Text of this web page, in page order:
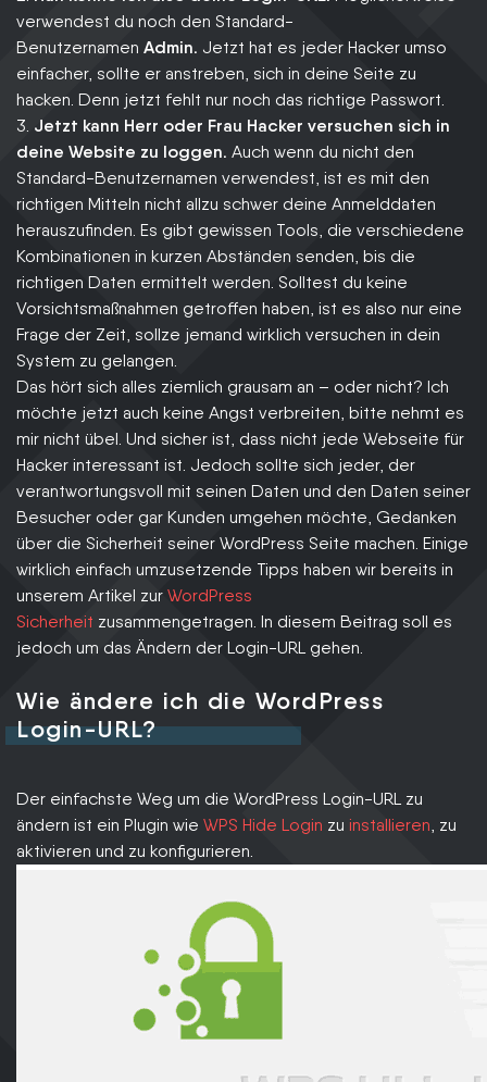
verwendest du noch den Standard-
Benutzernamen Admin. Jetzt hat es jeder Hacker umso
einfacher, sollte er anstreben, sich in deine Seite zu
hacken. Denn jetzt fehlt nur noch das richtige Passwort.
3. Jetzt kann Herr oder Frau Hacker versuchen sich in
deine Website zu loggen. Auch wenn du nicht den
Standard-Benutzernamen verwendest, ist es mit den
richtigen Mitteln nicht allzu schwer deine Anmelddaten
herauszufinden. Es gibt gewissen Tools, die verschiedene
Kombinationen in kurzen Abständen senden, bis die
richtigen Daten ermittelt werden. Solltest du keine
Vorsichtsmaßnahmen getroffen haben, ist es also nur eine
Frage der Zeit, sollze jemand wirklich versuchen in dein
System zu gelangen.
Das hört sich alles ziemlich grausam an – oder nicht? Ich
möchte jetzt auch keine Angst verbreiten, bitte nehmt es
mir nicht übel. Und sicher ist, dass nicht jede Webseite für
Hacker interessant ist. Jedoch sollte sich jeder, der
verantwortungsvoll mit seinen Daten und den Daten seiner
Besucher oder gar Kunden umgehen möchte, Gedanken
über die Sicherheit seiner WordPress Seite machen. Einige
wirklich einfach umzusetzende Tipps haben wir bereits in
unserem Artikel zur WordPress
Sicherheit zusammengetragen. In diesem Beitrag soll es
jedoch um das Ändern der Login-URL gehen.
Wie ändere ich die WordPress
Login-URL?
Der einfachste Weg um die WordPress Login-URL zu
ändern ist ein Plugin wie WPS Hide Login zu installieren, zu
aktivieren und zu konfigurieren.